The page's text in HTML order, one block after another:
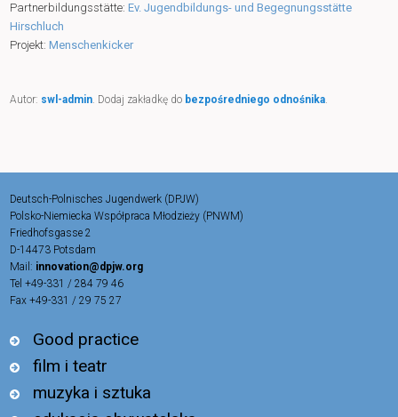
Partnerbildungsstätte:Ev. Jugendbildungs- und Begegnungsstätte
Hirschluch
Projekt:Menschenkicker
Autor: swl-admin . Dodaj zakładkę do bezpośredniego odnośnika
Deutsch-Polnisches Jugendwerk (DPJW)
Polsko-Niemiecka Współpraca Młodzieży (PNWM)
Friedhofsgasse 2
D-14473 Potsdam
Mail: innovation@dpjw.org
Tel +49-331 / 284 79 46
Fax +49-331 / 29 75 27
Good practice
film i teatr
muzyka i sztuka